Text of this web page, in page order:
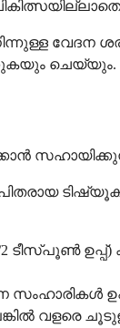
ചെയ്യും.
2 ടീസ്പൂൺ
സംഹാരികൾ
വളരെ